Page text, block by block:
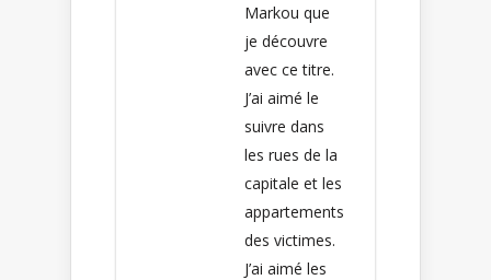
Markou que
je découvre
avec ce titre.
J’ai aimé le
suivre dans
les rues de la
capitale et les
appartements
des victimes.
J’ai aimé les